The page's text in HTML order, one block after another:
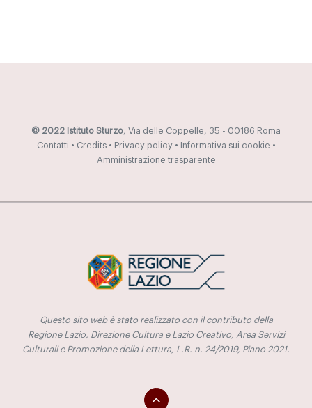
© 2022 Istituto Sturzo, Via delle Coppelle, 35 - 00186 Roma
Contatti • Credits• Privacy policy• Informativa sui cookie •
Amministrazione trasparente
Questo sito web è stato realizzato con il contributo della
Regione Lazio, Direzione Cultura e Lazio Creativo, Area Servizi
Culturali e Promozione della Lettura, L.R. n. 24/2019, Piano 2021.